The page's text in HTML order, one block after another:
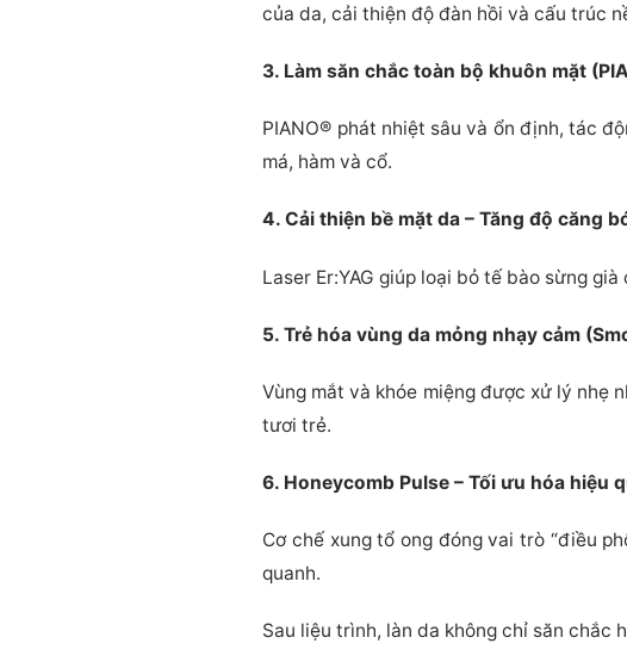
của da, cải thiện độ đàn hồi và cấu trúc
3. Làm săn chắc toàn bộ khuôn mặt
PIANO® phát nhiệt sâu và ổn định, tác
má, hàm và cổ.
4. Cải thiện bề mặt da – Tăng độ căng
Laser Er:YAG giúp loại bỏ tế bào sừng
5. Trẻ hóa vùng da mỏng nhạy cảm
Vùng mắt và khóe miệng được xử lý nhẹ
tươi trẻ.
6. Honeycomb Pulse – Tối ưu hóa hiệu
Cơ chế xung tổ ong đóng vai trò “điều
quanh.
Sau liệu trình, làn da không chỉ săn